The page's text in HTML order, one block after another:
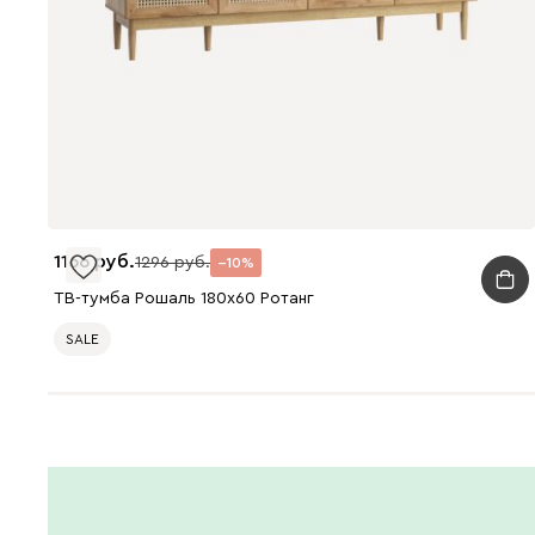
1166 1296 10
ТВ-тумба Рошаль 180x60 Ротанг
SALE